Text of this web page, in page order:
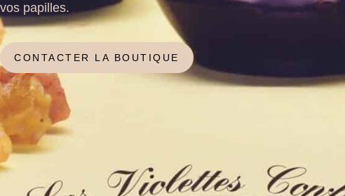
vos papilles.
CONTACTER LA BOUTIQUE